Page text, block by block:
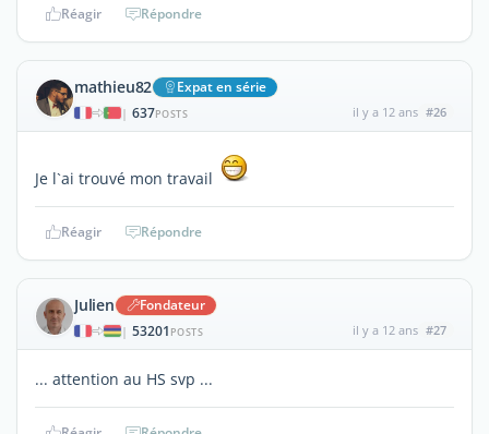
Réagir Répondre
mathieu82 Expat en série
| 637POSTS il y a 12 ans #26
Je l`ai trouvé mon travail
Réagir Répondre
Julien Fondateur
| 53201 POSTS il y a 12 ans #27
... attention au HS svp ...